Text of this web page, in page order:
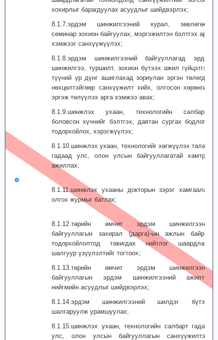
хохирлыг барагдуулах асуудлыг шийдвэрлэх;
8.1.7.эрдэм шинжилгээний хурал, зөвлөгөөн,
семинар зохион байгуулах, мэргэжилтэн бэлтгэх арга
хэмжээг санхүүжүүлэх;
8.1.8.эрдэм шинжилгээний байгууллагад эрдэм
шинжилгээ, туршилт, зохион бүтээх ажил гүйцэтгэх,
түүний үр дүнг ашиглахад зориулан эргэн төлөгдөх
нөхцөлтэйгөөр санхүүжилт хийх, олгосон хөрөнгийг
эргэж төлүүлэх арга хэмжээ авах;
8.1.9.шинжлэх ухаан, технологийн салбарын
боловсон хүчнийг бэлтгэх, давтан сургах бодлогыг
тодорхойлох, хэрэгжүүлэх;
8.1.10.шинжлэх ухаан, технологийг хөгжүүлэх талаар
гадаад улс, олон улсын байгууллагатай хамтран
ажиллах;
8.1.11.шинжлэх ухааны докторын зэрэг хамгаалах,
олгох журмыг батлах;
8.1.12.төрийн өмчит эрдэм шинжилгээний
байгууллагын захирал (дарга)-ын ажлын байрны
тодорхойлолтод тавигдах нийтлэг шаардлага,
шалгуур үзүүлэлтийг тогтоох;
8.1.13.төрийн өмчит эрдэм шинжилгээний
байгууллагын эрдэм шинжилгээний ажилтны
нийгмийн асуудлыг шийдвэрлэх;
8.1.14.эрдэм шинжилгээний шилдэг бүтээл
шалгаруулж урамшуулах;
8.1.15.шинжлэх ухаан, технологийн салбарт гадаад
улс, олон улсын байгууллагын санхүүжилтээр